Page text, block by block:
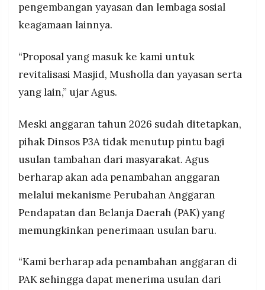
pengembangan yayasan dan lembaga sosial
keagamaan lainnya.
“Proposal yang masuk ke kami untuk
revitalisasi Masjid, Musholla dan yayasan serta
yang lain,” ujar Agus.
Meski anggaran tahun 2026 sudah ditetapkan,
pihak Dinsos P3A tidak menutup pintu bagi
usulan tambahan dari masyarakat. Agus
berharap akan ada penambahan anggaran
melalui mekanisme Perubahan Anggaran
Pendapatan dan Belanja Daerah (PAK) yang
memungkinkan penerimaan usulan baru.
“Kami berharap ada penambahan anggaran di
PAK sehingga dapat menerima usulan dari